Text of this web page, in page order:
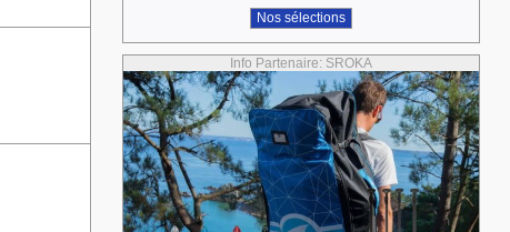
Nos sélections
Info Partenaire: SROKA